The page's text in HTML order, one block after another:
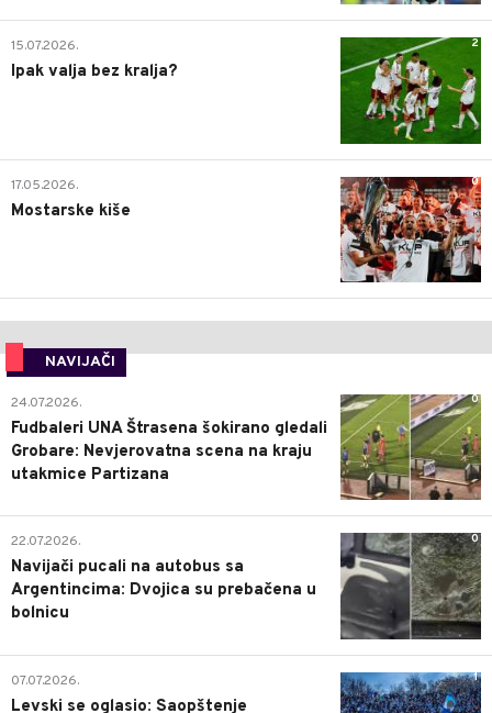
2
15.07.2026.
Ipak valja bez kralja?
0
17.05.2026.
Mostarske kiše
NAVIJAČI
0
24.07.2026.
Fudbaleri UNA Štrasena šokirano gledali
Grobare: Nevjerovatna scena na kraju
utakmice Partizana
0
22.07.2026.
Navijači pucali na autobus sa
Argentincima: Dvojica su prebačena u
bolnicu
1
07.07.2026.
Levski se oglasio: Saopštenje